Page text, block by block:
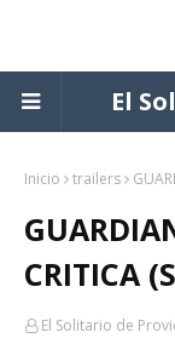
El
Inicio trailers
CRITICA
El Solitario de